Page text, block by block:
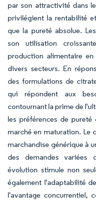
par son attractivité dans
privilégient la rentabilité
que la pureté absolue.
son utilisation
production alimentaire
divers secteurs. En
des formulations de
qui répondent aux
contournant la prime de
les préférences de pureté
marché en maturation. Le
marchandise générique à
des demandes variées
évolution stimule non
également l'adaptabilité
l'avantage concurrentiel,